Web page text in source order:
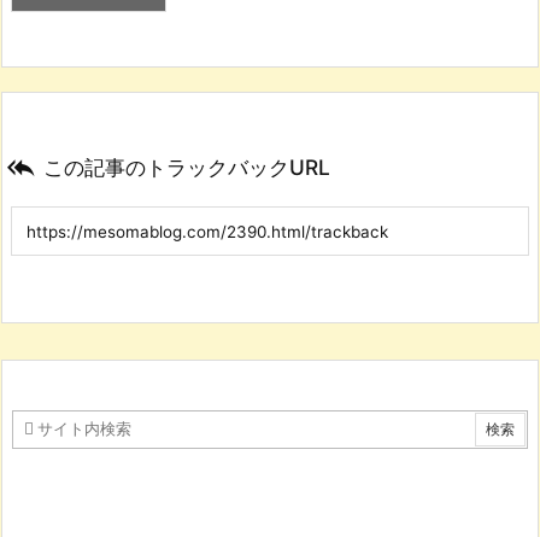
 この記事のトラックバックURL